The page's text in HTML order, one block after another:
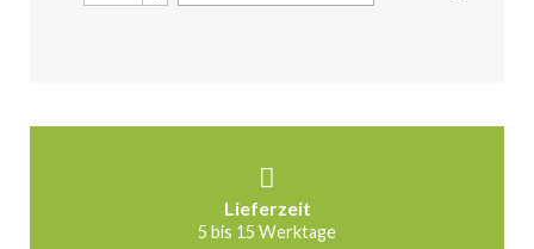
Lieferzeit
5 bis 15 Werktage